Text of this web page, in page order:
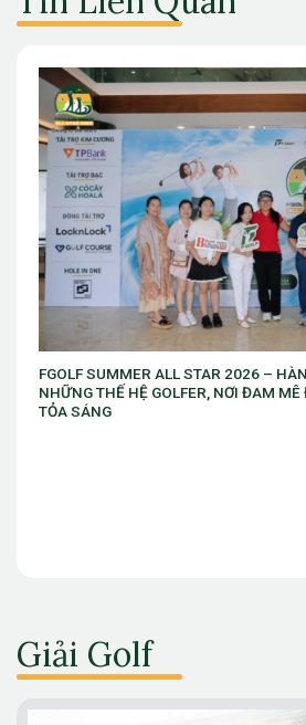
Giải vô địch golf trẻ Việt Nam Mở rộng
thứ 10
Giải Golf